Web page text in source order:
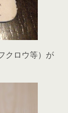
クロウ等）が